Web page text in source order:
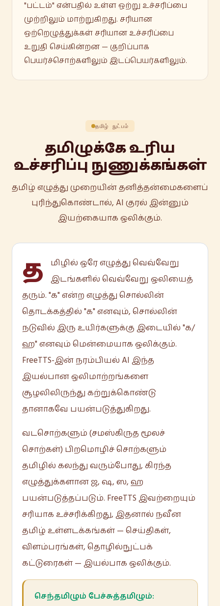
"பட்டம்" என்பதில் உள்ள ஒற்று உச்சரிப்பை
முற்றிலும் மாற்றுகிறது. சரியான
ஒற்றெழுத்துக்கள் சரியான உச்சரிப்பை
உறுதி செய்கின்றன — குறிப்பாக
பெயர்ச்சொற்களிலும் இடப்பெயர்களிலும்.
தமிழ் நுட்பம்
தமிழுக்கே உரிய
உச்சரிப்பு நுணுக்கங்கள்
தமிழ் எழுத்து முறையின் தனித்தன்மைகளைப்
புரிந்துகொண்டால், AI குரல் இன்னும்
இயற்கையாக ஒலிக்கும்.
த
மிழில் ஒரே எழுத்து வெவ்வேறு
இடங்களில் வெவ்வேறு ஒலியைத்
தரும். "க" என்ற எழுத்து சொல்லின்
தொடக்கத்தில் "க" எனவும், சொல்லின்
நடுவில் இரு உயிர்களுக்கு இடையில் "க/
ஹ" எனவும் மென்மையாக ஒலிக்கும்.
FreeTTS-இன் நரம்பியல் AI இந்த
இயல்பான ஒலிமாற்றங்களை
சூழலிலிருந்து கற்றுக்கொண்டு
தானாகவே பயன்படுத்துகிறது.
வடசொற்களும் (சமஸ்கிருத மூலச்
சொற்கள்) பிறமொழிச் சொற்களும்
தமிழில் கலந்து வரும்போது, கிரந்த
எழுத்துக்களான ஜ, ஷ, ஸ, ஹ
பயன்படுத்தப்படும். FreeTTS இவற்றையும்
சரியாக உச்சரிக்கிறது, இதனால் நவீன
தமிழ் உள்ளடக்கங்கள் — செய்திகள்,
விளம்பரங்கள், தொழில்நுட்பக்
கட்டுரைகள் — இயல்பாக ஒலிக்கும்.
செந்தமிழும் பேச்சுத்தமிழும்: